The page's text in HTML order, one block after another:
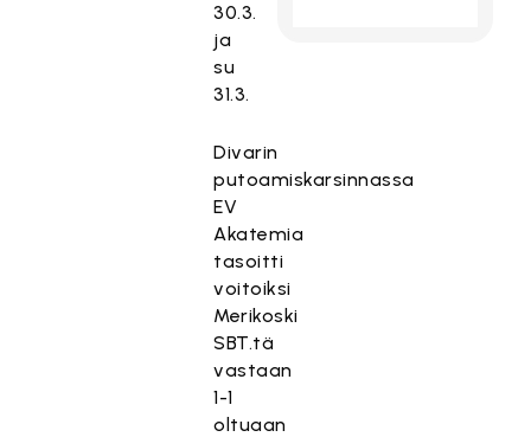
30.3.
ja
su
31.3.
Divarin
putoamiskarsinnassa
EV
Akatemia
tasoitti
voitoiksi
Merikoski
SBT.tä
vastaan
1-1
oltuaan